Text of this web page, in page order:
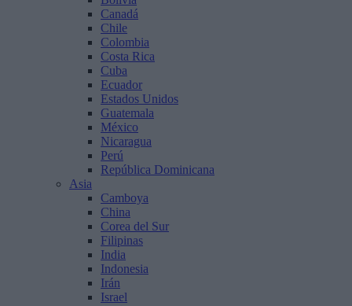
Canadá
Chile
Colombia
Costa Rica
Cuba
Ecuador
Estados Unidos
Guatemala
México
Nicaragua
Perú
República Dominicana
Asia
Camboya
China
Corea del Sur
Filipinas
India
Indonesia
Irán
Israel